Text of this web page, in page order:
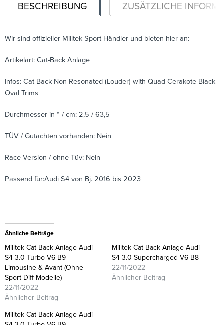
BESCHREIBUNG ZUSÄTZLICHE
Wir sind offizieller Milltek Sport Händler und bieten hier an:
Artikelart: Cat-Back Anlage
Infos: Cat Back Non-Resonated (Louder) with Quad Cerakote Black
Oval Trims
Durchmesser in “ / cm: 2,5 / 63,5
TÜV / Gutachten vorhanden: Nein
Race Version / ohne Tüv: Nein
Passend für:Audi S4 von Bj. 2016 bis 2023
Ähnliche Beiträge
Milltek Cat-Back Anlage Audi
S4 3.0 Turbo V6 B9 –
Limousine & Avant (Ohne
Sport Diff Modelle)
22/11/2022
Ähnlicher Beitrag
Milltek Cat-Back Anlage Audi
S4 3.0 Supercharged V6 B8
22/11/2022
Ähnlicher Beitrag
Milltek Cat-Back Anlage Audi